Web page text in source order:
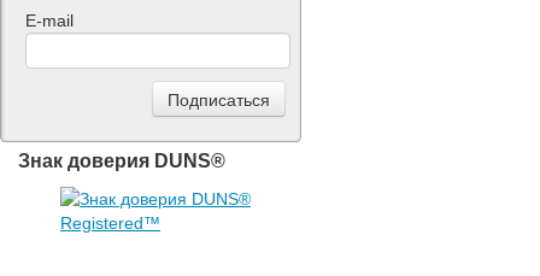
E-mail
Знак доверия DUNS®